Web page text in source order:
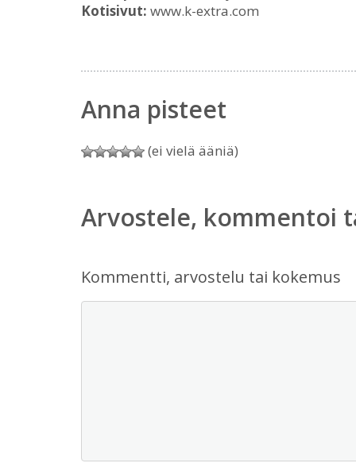
Kotisivut: www.k-extra.com
Anna pisteet
(ei vielä ääniä)
Arvostele, kommentoi
Kommentti, arvostelu tai kokemus